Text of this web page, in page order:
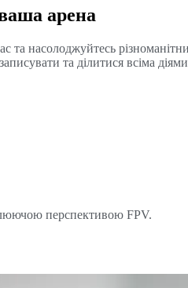
арена
та насолоджуйтесь
та ділитися всіма
перспективою FPV.